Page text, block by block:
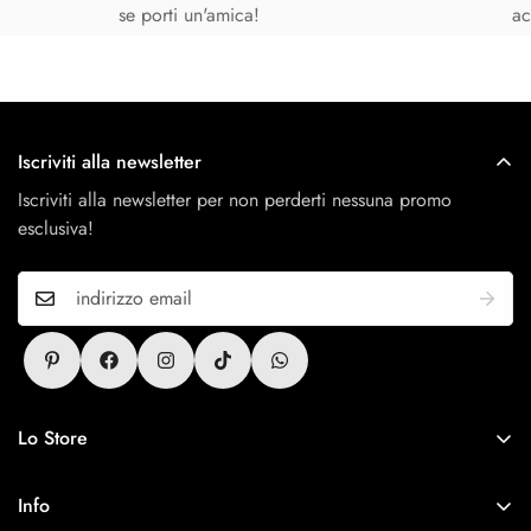
se porti un'amica!
Lo Store
Via Cerri 25, 54011 Aulla
Info
Iscriviti alla newsletter
Iscriviti alla newsletter per non perderti nessuna promo
esclusiva!